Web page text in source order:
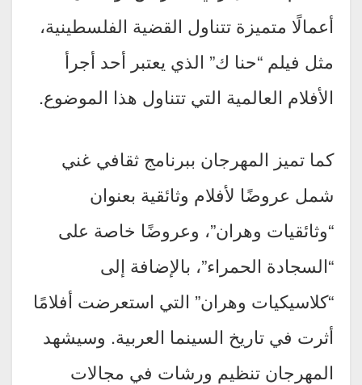
أعمالًا متميزة تتناول القضية الفلسطينية،
مثل فيلم “حنا ك” الذي يعتبر أحد أجرأ
الأفلام العالمية التي تتناول هذا الموضوع.
كما تميز المهرجان ببرنامج ثقافي غني
شمل عروضًا لأفلام وثائقية بعنوان
“وثائقيات وهران”، وعروضًا خاصة على
“السجادة الحمراء”، بالإضافة إلى
“كلاسيكيات وهران” التي استعرضت أفلامًا
أثرت في تاريخ السينما العربية. وسيشهد
المهرجان تنظيم ورشات في مجالات